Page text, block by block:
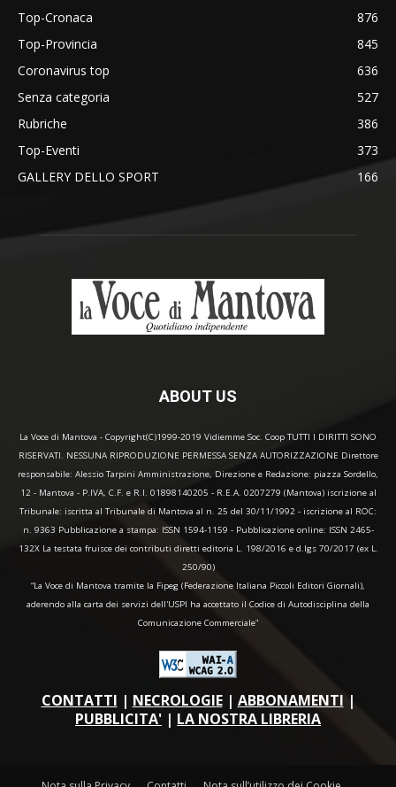
Top-Cronaca
876
Top-Provincia
845
Coronavirus top
636
Senza categoria
527
Rubriche
386
Top-Eventi
373
GALLERY DELLO SPORT
166
ABOUT US
La Voce di Mantova - Copyright(C)1999-2019 Vidiemme Soc. Coop TUTTI I DIRITTI SONO
RISERVATI. NESSUNA RIPRODUZIONE PERMESSA SENZA AUTORIZZAZIONE Direttore
responsabile: Alessio Tarpini Amministrazione, Direzione e Redazione: piazza Sordello,
12 - Mantova - P.IVA, C.F. e R.I. 01898140205 - R.E.A. 0207279 (Mantova) iscrizione al
Tribunale: iscritta al Tribunale di Mantova al n. 25 del 30/11/1992 - iscrizione al ROC:
n. 9363 Pubblicazione a stampa: ISSN 1594-1159 - Pubblicazione online: ISSN 2465-
132X La testata fruisce dei contributi diretti editoria L. 198/2016 e d.lgs 70/2017 (ex L.
250/90)
“La Voce di Mantova tramite la Fipeg (Federazione Italiana Piccoli Editori Giornali),
aderendo alla carta dei servizi dell'USPI ha accettato il Codice di Autodisciplina della
Comunicazione Commerciale"
CONTATTI | NECROLOGIE| ABBONAMENTI |
PUBBLICITA' | LA NOSTRA LIBRERIA